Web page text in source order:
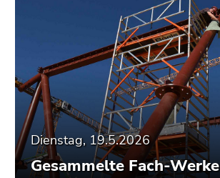
Dienstag, 19.5.2026
Gesammelte Fach-Werke